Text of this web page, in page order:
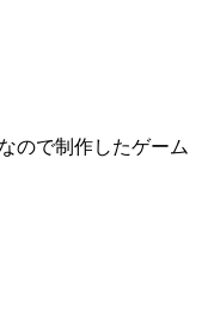
ので制作したゲーム